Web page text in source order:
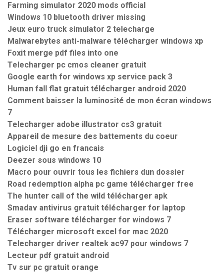
Farming simulator 2020 mods official
Windows 10 bluetooth driver missing
Jeux euro truck simulator 2 telecharge
Malwarebytes anti-malware télécharger windows xp
Foxit merge pdf files into one
Telecharger pc cmos cleaner gratuit
Google earth for windows xp service pack 3
Human fall flat gratuit télécharger android 2020
Comment baisser la luminosité de mon écran windows
7
Telecharger adobe illustrator cs3 gratuit
Appareil de mesure des battements du coeur
Logiciel dji go en francais
Deezer sous windows 10
Macro pour ouvrir tous les fichiers dun dossier
Road redemption alpha pc game télécharger free
The hunter call of the wild télécharger apk
Smadav antivirus gratuit télécharger for laptop
Eraser software télécharger for windows 7
Télécharger microsoft excel for mac 2020
Telecharger driver realtek ac97 pour windows 7
Lecteur pdf gratuit android
Tv sur pc gratuit orange